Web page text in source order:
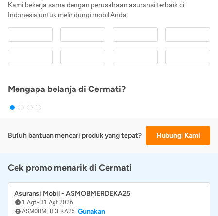
Kami bekerja sama dengan perusahaan asuransi terbaik di
Indonesia untuk melindungi mobil Anda.
Mengapa belanja di Cermati?
Butuh bantuan mencari produk yang tepat? Hubungi Kami
Cek promo menarik di Cermati
Asuransi Mobil - ASMOBMERDEKA25
1 Agt - 31 Agt 2026
ASMOBMERDEKA25 Gunakan